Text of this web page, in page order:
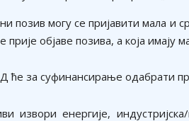
позив могу се пријавити мала и
прије објаве позива, а која имају
ће за суфинансирање одабрати
извори енергије,